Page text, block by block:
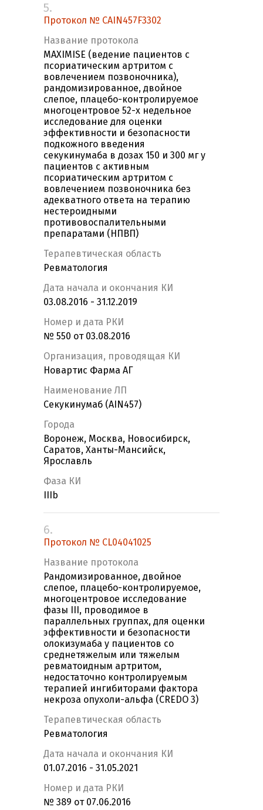
5.
Протокол № CAIN457F3302
Название протокола
MAXIMISE (ведение пациентов с
псориатическим артритом с
вовлечением позвоночника),
рандомизированное, двойное
слепое, плацебо-контролируемое
многоцентровое 52-х недельное
исследование для оценки
эффективности и безопасности
подкожного введения
секукинумаба в дозах 150 и 300 мг у
пациентов с активным
псориатическим артритом с
вовлечением позвоночника без
адекватного ответа на терапию
нестероидными
противовоспалительными
препаратами (НПВП)
Терапевтическая область
Ревматология
Дата начала и окончания КИ
03.08.2016 - 31.12.2019
Номер и дата РКИ
№ 550 от 03.08.2016
Организация, проводящая КИ
Новартис Фарма АГ
Наименование ЛП
Секукинумаб (AIN457)
Города
Воронеж, Москва, Новосибирск,
Саратов, Ханты-Мансийск,
Ярославль
Фаза КИ
IIIb
6.
Протокол № CL04041025
Название протокола
Рандомизированное, двойное
слепое, плацебо-контролируемое,
многоцентровое исследование
фазы III, проводимое в
параллельных группах, для оценки
эффективности и безопасности
олокизумаба у пациентов со
среднетяжелым или тяжелым
ревматоидным артритом,
недостаточно контролируемым
терапией ингибиторами фактора
некроза опухоли-альфа (CREDO 3)
Терапевтическая область
Ревматология
Дата начала и окончания КИ
01.07.2016 - 31.05.2021
Номер и дата РКИ
№ 389 от 07.06.2016